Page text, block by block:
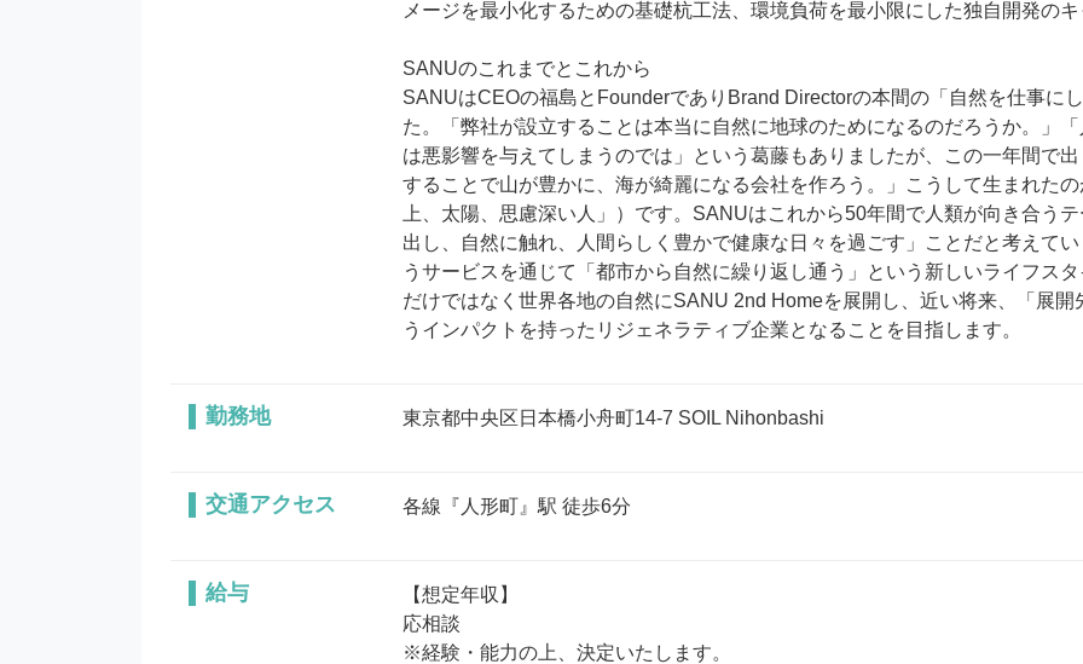
メージを最小化するための基礎杭工法、環境負荷を最小限にした独自開発の
SANUのこれまでとこれから
SANUはCEOの福島とFounderでありBrand Directorの本間の「自然を仕事に
た。「弊社が設立することは本当に自然に地球のためになるのだろうか。」
は悪影響を与えてしまうのでは」という葛藤もありましたが、この一年間で
することで山が豊かに、海が綺麗になる会社を作ろう。」こうして生まれた
上、太陽、思慮深い人」）です。SANUはこれから50年間で人類が向き合う
出し、自然に触れ、人間らしく豊かで健康な日々を過ごす」ことだと考えて
うサービスを通じて「都市から自然に繰り返し通う」という新しいライフス
だけではなく世界各地の自然にSANU 2nd Homeを展開し、近い将来、「展
うインパクトを持ったリジェネラティブ企業となることを目指します。
勤務地 東京都中央区日本橋小舟町14-7 SOIL Nihonbashi
交通アクセス 各線『人形町』駅 徒歩6分
給与
【想定年収】
応相談
※経験・能力の上、決定いたします。